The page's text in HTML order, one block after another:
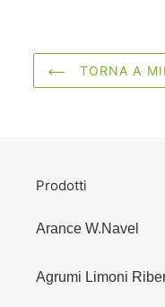
TORNA A
Prodotti
Arance W.Navel
Agrumi Limoni